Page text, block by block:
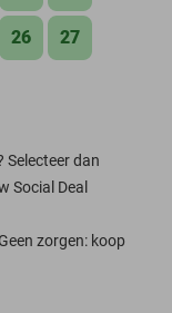
26 27
Selecteer dan
Social Deal
zorgen: koop